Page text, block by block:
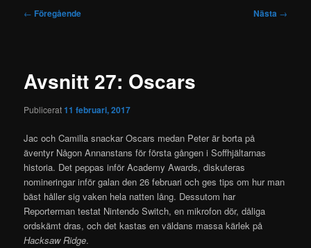
Inläggsnavigering
← Föregående Nästa →
Avsnitt 27: Oscars
Publicerat11 februari, 2017
Jac och Camilla snackar Oscars medan Peter är borta på
äventyr Någon Annanstans för första gången i Soffhjältarnas
historia. Det peppas inför Academy Awards, diskuteras
nomineringar inför galan den 26 februari och ges tips om hur man
bäst håller sig vaken hela natten lång. Dessutom har
Reporterman testat Nintendo Switch, en mikrofon dör, dåliga
ordskämt dras, och det kastas en väldans massa kärlek på
Hacksaw Ridge.